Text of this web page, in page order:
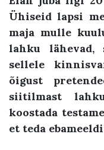
Ühiseid lapsi
maja mulle
lahku
sellele
õigust
siitilmast
koostada
et teda